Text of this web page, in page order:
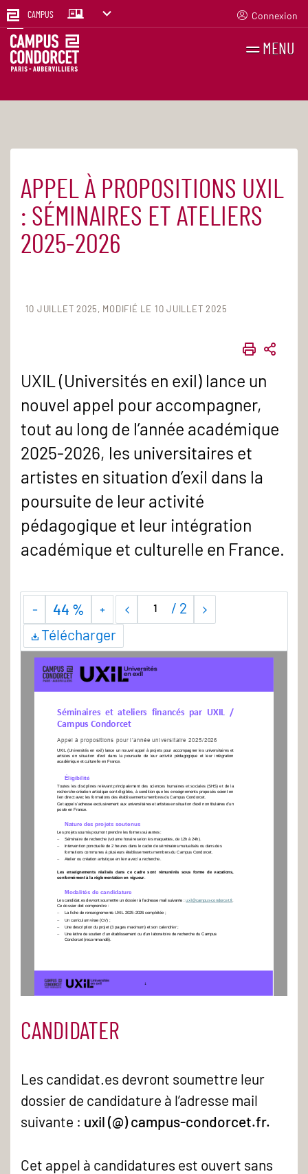
CAMPUS Connexion
MENU
Accueil Actualités
APPEL À PROPOSITIONS UXIL
: SÉMINAIRES ET ATELIERS
2025-2026
10 JUILLET 2025 MODIFIÉ LE 10 JUILLET 2025
UXIL (Universités en exil) lance un
nouvel appel pour accompagner,
tout au long de l’année académique
2025-2026, les universitaires et
artistes en situation d’exil dans la
poursuite de leur activité
pédagogique et leur intégration
académique et culturelle en France.
44 % / 2
Télécharger
1
Séminaires  et  ateliers  financés  par  UXIL  /
Campus Condorcet
Appel à propositions pour l’année universitaire 2025/2026
UXIL (Universités en exil) lance un nouvel appel à projets pour accompagner les universitaires et
artistes  en  situation  d'exil  dans  la  poursuite  de  leur  activité  pédagogique  et  leur  intégration
académique et culturelle en France
Éligibilité
Toutes  les  disciplines  relevant  principalement  des  sciences  humaines  et  sociales  (SHS)  et  de  la
recherche-création artistique sont éligibles, à condition que les enseignements proposés soient en
lien direct avec les formations des établissements membres du Campus Condorcet.
Cet appel s’adresse exclusivement aux universitaires et artistes en situation d'exil non titulaires d’un
poste en France.
Nature des projets soutenus
Les projets soumis pourront prendre les formes suivantes :
Séminaire de recherche (volume horaire selon les maquettes, de 12h à 24h).
Intervention ponctuelle de 2 heures dans le cadre de séminaires mutualisés ou dans des
formations communes à plusieurs établissements membres du Campus Condorcet.
Atelier ou création artistique en lien avec la recherche.
Les  enseignements  réalisés  dans  ce  cadre  sont  rémunérés
sous  forme  de  vacations,
conformément à la réglementation en vigueur.
Modalités de candidature
Les candidat.es devront soumettre un dossier à l’adresse mail suivante : uxil@campus-condorcet.fr
Ce dossier doit comprendre :
La fiche de renseignements UXIL 2025-2026 complétée ;
Un curriculum vitae (CV) ;
Une description du projet (3 pages maximum) et son calendrier ;
Une lettre de soutien d’un établissement ou d’un laboratoire de recherche du Campus
Condorcet (recommandé)
CANDIDATER
Les candidat.es devront soumettre leur
dossier de candidature à l’adresse mail
suivante : uxil (@) campus-condorcet.fr.
Cet appel à candidatures est ouvert sans